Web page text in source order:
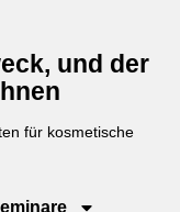
und der
für kosmetische